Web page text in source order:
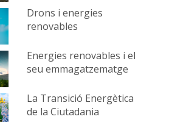
Drons i energies
renovables
Energies renovables i el
seu emmagatzematge
La Transició Energètica
de la Ciutadania